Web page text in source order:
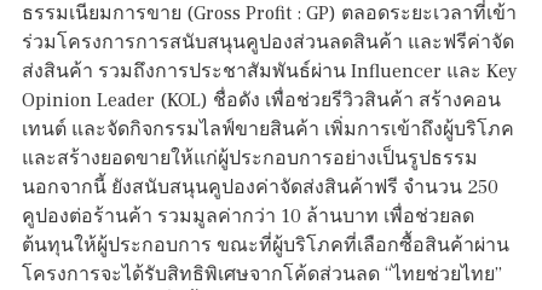
ธรรมเนียมการขาย (Gross Profit : GP) ตลอดระยะเวลาที่เข้า
ร่วมโครงการการสนับสนุนคูปองส่วนลดสินค้า และฟรีค่าจัด
ส่งสินค้า รวมถึงการประชาสัมพันธ์ผ่าน Influencer และ Key
Opinion Leader (KOL) ชื่อดัง เพื่อช่วยรีวิวสินค้า สร้างคอน
เทนต์ และจัดกิจกรรมไลฟ์ขายสินค้า เพิ่มการเข้าถึงผู้บริโภค
และสร้างยอดขายให้แก่ผู้ประกอบการอย่างเป็นรูปธรรม
นอกจากนี้ ยังสนับสนุนคูปองค่าจัดส่งสินค้าฟรี จำนวน 250
คูปองต่อร้านค้า รวมมูลค่ากว่า 10 ล้านบาท เพื่อช่วยลด
ต้นทุนให้ผู้ประกอบการ ขณะที่ผู้บริโภคที่เลือกซื้อสินค้าผ่าน
โครงการจะได้รับสิทธิพิเศษจากโค้ดส่วนลด “ไทยช่วยไทย”